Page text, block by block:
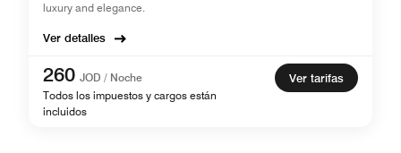
luxury and elegance.
Ver detalles
260 JOD / Noche
Todos los impuestos y cargos están
incluidos
Ver tarifas